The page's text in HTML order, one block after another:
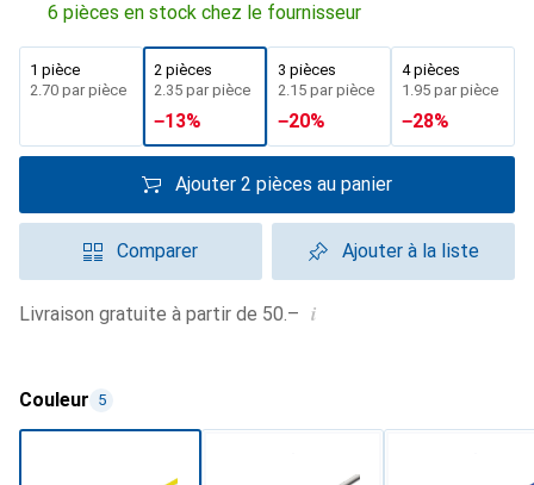
6 pièces en stock chez le fournisseur
1 pièce
CHF
2.70 par pièce
2 pièces
CHF
2.35 par pièce
−13%
3 pièces
CHF
2.15 par pièce
−20%
4 pièces
CHF
1.95 par pièce
−28%
Ajouter 2 pièces au panier
Comparer Ajouter à la liste
Livraison gratuite à partir de 50.– i
Couleur 5